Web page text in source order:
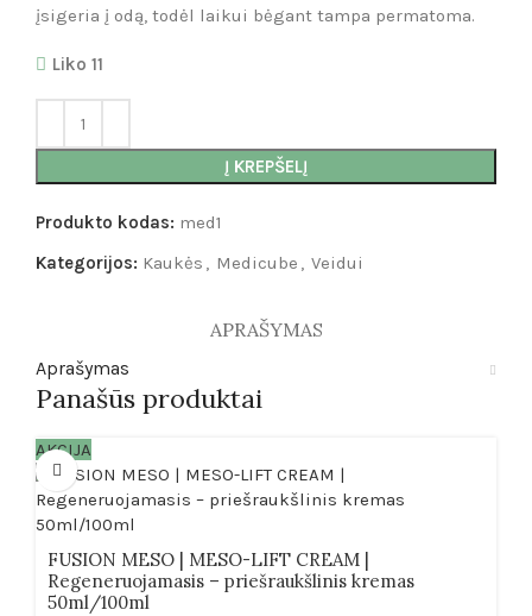
įsigeria į odą, todėl laikui bėgant tampa permatoma.
Liko 11
Į KREPŠELĮ
Produkto kodas: med1
Kategorijos: Kaukės , Medicube , Veidui
APRAŠYMAS
Aprašymas
Panašūs produktai
AKCIJA
FUSION MESO | MESO-LIFT CREAM |
Regeneruojamasis – priešraukšlinis kremas
50ml/100ml